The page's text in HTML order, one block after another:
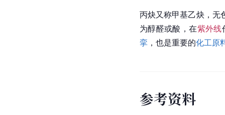
丙炔又称甲基乙炔，无
为醇醛或酸，在紫外线
挛 ，也是重要的化工原
参考资料